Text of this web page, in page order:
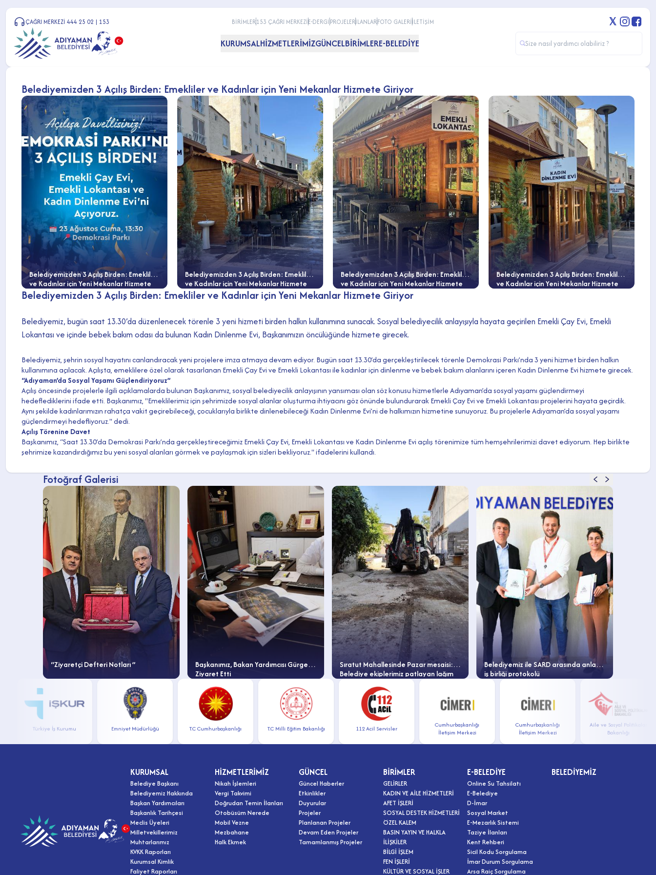
ÇAĞRI MERKEZİ 444 25 02 | 153 BİRİMLER153 ÇAĞRI MERKEZİE-DERGİPROJELERİLANLARFOTO GALERİİLETİŞİM
KURUMSALHİZMETLERİMİZGÜNCELBİRİMLERE-BELEDİYE
Belediyemizden 3 Açılış Birden: Emekliler ve Kadınlar için Yeni Mekanlar Hizmete Giriyor
Belediyemizden 3 Açılış Birden: Emekliler
ve Kadınlar için Yeni Mekanlar Hizmete
Giriyor
Belediyemizden 3 Açılış Birden: Emekliler
ve Kadınlar için Yeni Mekanlar Hizmete
Giriyor
Belediyemizden 3 Açılış Birden: Emekliler
ve Kadınlar için Yeni Mekanlar Hizmete
Giriyor
Belediyemizden 3 Açılış Birden: Emekliler
ve Kadınlar için Yeni Mekanlar Hizmete
Belediyemizden 3 Açılış Birden: Emekliler ve Kadınlar için Yeni Mekanlar Hizmete Giriyor
Belediyemiz, bugün saat 13.30’da düzenlenecek törenle 3 yeni hizmeti birden halkın kullanımına sunacak. Sosyal belediyecilik anlayışıyla hayata geçirilen Emekli Çay Evi, Emekli
Lokantası ve içinde bebek bakım odası da bulunan Kadın Dinlenme Evi, Başkanımızın öncülüğünde hizmete girecek.
Belediyemiz, şehrin sosyal hayatını canlandıracak yeni projelere imza atmaya devam ediyor. Bugün saat 13.30’da gerçekleştirilecek törenle Demokrasi Parkı’nda 3 yeni hizmet birden halkın
kullanımına açılacak. Açılışta, emeklilere özel olarak tasarlanan Emekli Çay Evi ve Emekli Lokantası ile kadınlar için dinlenme ve bebek bakım alanlarını içeren Kadın Dinlenme Evi hizmete girecek.
“Adıyaman’da Sosyal Yaşamı Güçlendiriyoruz”
Açılış öncesinde projelerle ilgili açıklamalarda bulunan Başkanımız, sosyal belediyecilik anlayışının yansıması olan söz konusu hizmetlerle Adıyaman’da sosyal yaşamı güçlendirmeyi
hedeflediklerini ifade etti. Başkanımız, "Emeklilerimiz için şehrimizde sosyal alanlar oluşturma ihtiyacını göz önünde bulundurarak Emekli Çay Evi ve Emekli Lokantası projelerini hayata geçirdik.
Aynı şekilde kadınlarımızın rahatça vakit geçirebileceği, çocuklarıyla birlikte dinlenebileceği Kadın Dinlenme Evi’ni de halkımızın hizmetine sunuyoruz. Bu projelerle Adıyaman’da sosyal yaşamı
güçlendirmeyi hedefliyoruz." dedi.
Açılış Törenine Davet
Başkanımız, “Saat 13.30’da Demokrasi Parkı’nda gerçekleştireceğimiz Emekli Çay Evi, Emekli Lokantası ve Kadın Dinlenme Evi açılış törenimize tüm hemşehrilerimizi davet ediyorum. Hep birlikte
şehrimize kazandırdığımız bu yeni sosyal alanları görmek ve paylaşmak için sizleri bekliyoruz." ifadelerini kullandı.
Fotoğraf Galerisi
“Ziyaretçi Defteri Notları ”
Başkanımız, Bakan Yardımcısı Gürgen’i
Ziyaret Etti
Sıratut Mahallesinde Pazar mesaisi:
Belediye ekiplerimiz patlayan lağım
borusu sorununu anında çözdü!
Belediyemiz ile SARD arasında anlamlı
iş birliği protokolü
Türkiye İş Kurumu Emniyet Müdürlüğü T.C Cumhurbaşkanlığı T.C Milli Eğitim Bakanlığı 112 Acil Servisler
Cumhurbaşkanlığı
İletişim Merkezi
Cumhurbaşkanlığı
İletişim Merkezi
Aile ve Sosyal Politikalar
Bakanlığı
KURUMSAL
Belediye Başkanı
Belediyemiz Hakkında
Başkan Yardımcıları
Başkanlık Tarihçesi
Meclis Üyeleri
Milletvekillerimiz
Muhtarlarımız
KVKK Raporları
Kurumsal Kimlik
Faliyet Raporları
HİZMETLERİMİZ
Nikah İşlemleri
Vergi Takvimi
Doğrudan Temin İlanları
Otobüsüm Nerede
Mobil Vezne
Mezbahane
Halk Ekmek
GÜNCEL
Güncel Haberler
Etkinlikler
Duyurular
Projeler
Planlanan Projeler
Devam Eden Projeler
Tamamlanmış Projeler
BİRİMLER
GELİRLER
KADIN VE AİLE HİZMETLERİ
AFET İŞLERİ
SOSYAL DESTEK HİZMETLERİ
ÖZEL KALEM
BASIN YAYIN VE HALKLA
İLİŞKİLER
BİLGİ İŞLEM
FEN İŞLERİ
KÜLTÜR VE SOSYAL İŞLER
E-BELEDİYE
Online Su Tahsilatı
E-Belediye
D-İmar
Sosyal Market
E-Mezarlık Sistemi
Taziye İlanları
Kent Rehberi
Sicil Kodu Sorgulama
İmar Durum Sorgulama
Arsa Raiç Sorgulama
BELEDİYEMİZ